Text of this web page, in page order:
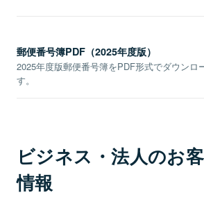
郵便番号簿PDF（2025年度版）
2025年度版郵便番号簿をPDF形式でダウンロ
す。
ビジネス・法人のお
情報